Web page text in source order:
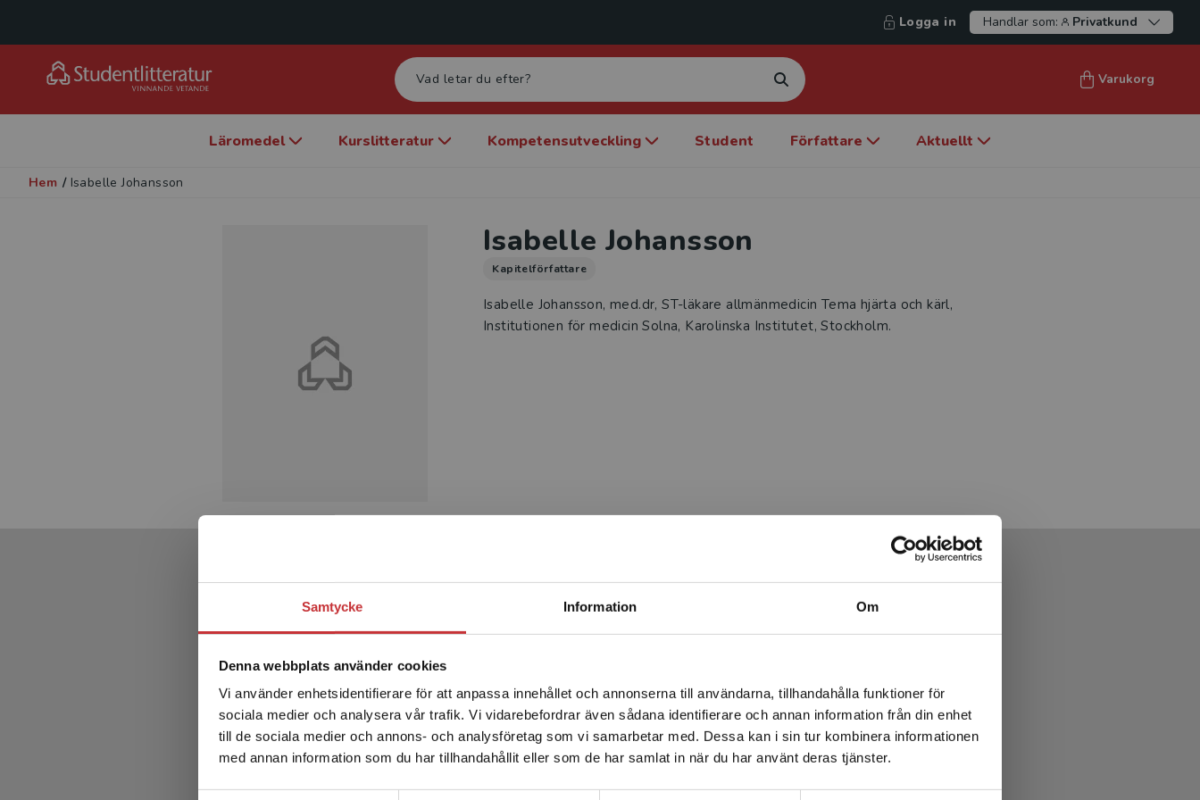
Samtycke Information Om
Denna webbplats använder cookies
Vi använder enhetsidentifierare för att anpassa innehållet och annonserna till användarna, tillhandahålla funktioner för
sociala medier och analysera vår trafik. Vi vidarebefordrar även sådana identifierare och annan information från din enhet
till de sociala medier och annons- och analysföretag som vi samarbetar med. Dessa kan i sin tur kombinera informationen
med annan information som du har tillhandahållit eller som de har samlat in när du har använt deras tjänster.
Begränsad fraktregion
Det verkar som att du besöker studentlitteratur.se via en
enhet utanför Sverige. Vi erbjuder inte leveranser utanför
Sverige. För att kunna slutföra ett köp måste
leveransadressen vara i Sverige.Läs mer
Logga in Handlar som: Privatkund
Varukorg
Läromedel Kurslitteratur Kompetensutveckling Student Författare Aktuellt
Hem / Isabelle Johansson
Isabelle Johansson
Kapitelförfattare
Isabelle Johansson, med.dr, ST-läkare allmänmedicin Tema hjärta och kärl,
Institutionen för medicin Solna, Karolinska Institutet, Stockholm.
Produkter